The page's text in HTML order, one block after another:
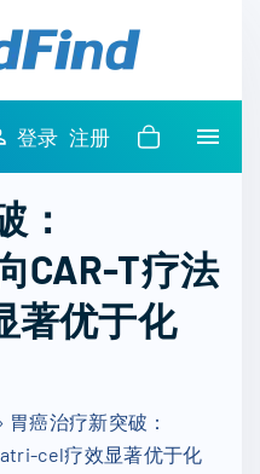
登录 注册
：
CAR-T疗法
著优于化
胃癌治疗新突破：
cel疗效显著优于化